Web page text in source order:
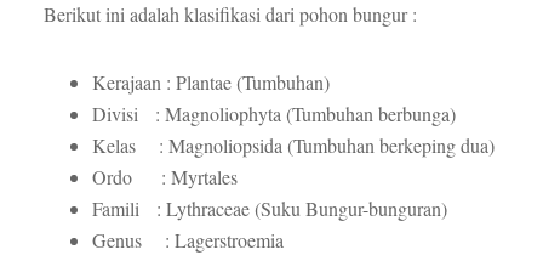
Berikut ini adalah klasifikasi dari pohon bungur :
Kerajaan : Plantae (Tumbuhan)
Divisi : Magnoliophyta (Tumbuhan berbunga)
Kelas : Magnoliopsida (Tumbuhan berkeping dua)
Ordo : Myrtales
Famili : Lythraceae (Suku Bungur-bunguran)
Genus : Lagerstroemia